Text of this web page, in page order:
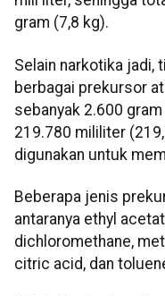
gram (7,8 kg).
Selain narkotika jadi,
berbagai prekursor
sebanyak 2.600
219.780 mililiter
digunakan untuk
Beberapa jenis
antaranya ethyl
dichloromethane,
citric acid, dan